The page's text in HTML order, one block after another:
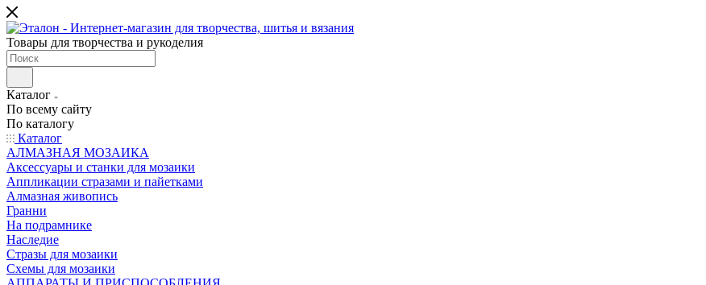
Товары для творчества и рукоделия
Каталог
По всему сайту
По каталогу
Каталог
АЛМАЗНАЯ МОЗАИКА
Аксессуары и станки для мозаики
Аппликации стразами и пайетками
Алмазная живопись
Гранни
На подрамнике
Наследие
Стразы для мозаики
Схемы для мозаики